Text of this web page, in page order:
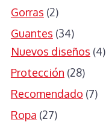
Gorras (2)
Guantes (34)
Nuevos diseños (4)
Protección (28)
Recomendado (7)
Ropa (27)